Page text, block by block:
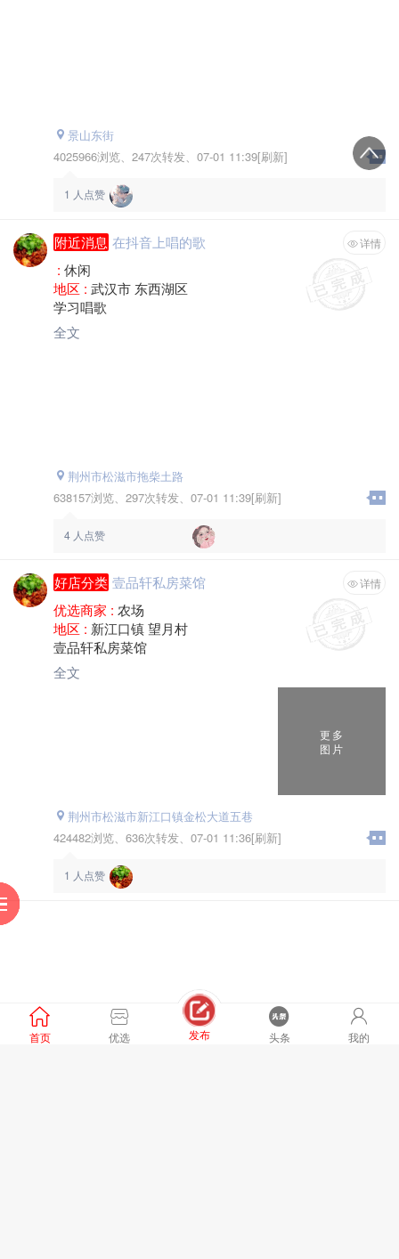
景山东街
4025966浏览、 247次转发、 07-01 11:39[刷新]
1 人点赞
附近消息 在抖音上唱的歌 详情
: 休闲
地区 : 武汉市 东西湖区
学习唱歌
全文
荆州市松滋市拖柴土路
638157浏览、 297次转发、 07-01 11:39[刷新]
4 人点赞
好店分类 壹品轩私房菜馆 详情
优选商家 : 农场
地区 : 新江口镇 望月村
壹品轩私房菜馆
全文
更多
图片
荆州市松滋市新江口镇金松大道五巷
424482浏览、 636次转发、 07-01 11:36[刷新]
1 人点赞
首页 优选 发布 头条 我的